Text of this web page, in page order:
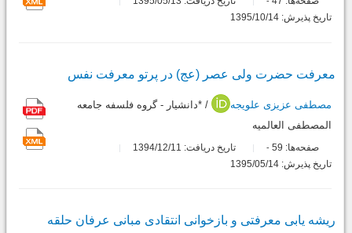
تاریخ پذیرش: 1395/10/14
معرفت حضرت ولى عصر (عج) در پرتو معرفت نفس
مصطفی عزیزی علویجه
/ *دانشیار - گروه فلسفه جامعه
المصطفی العالمیه
صفحه‌ها: 59
-
تاریخ دریافت: 1394/12/11
تاریخ پذیرش: 1395/05/14
ریشه یابى معرفتى و بازخوانى انتقادى مبانى عرفان حلقه